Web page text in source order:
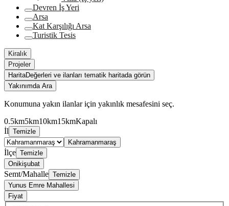
Devren İş Yeri
Arsa
Kat Karşılığı Arsa
Turistik Tesis
Kiralık
Projeler
HaritaDeğerleri ve ilanları tematik haritada görün
Yakınımda Ara
Konumuna yakın ilanlar için yakınlık mesafesini seç.
0.5km5km10km15kmKapalı
İl Temizle
Kahramanmaraş
İlçe Temizle
Onikişubat
Semt/Mahalle Temizle
Yunus Emre Mahallesi
Fiyat